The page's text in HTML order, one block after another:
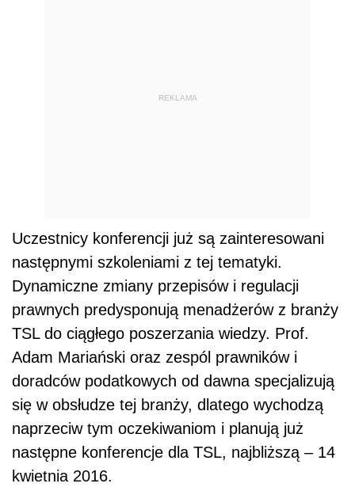
REKLAMA
Uczestnicy konferencji już są zainteresowani
następnymi szkoleniami z tej tematyki.
Dynamiczne zmiany przepisów i regulacji
prawnych predysponują menadżerów z branży
TSL do ciągłego poszerzania wiedzy. Prof.
Adam Mariański oraz zespól prawników i
doradców podatkowych od dawna specjalizują
się w obsłudze tej branży, dlatego wychodzą
naprzeciw tym oczekiwaniom i planują już
następne konferencje dla TSL, najbliższą – 14
kwietnia 2016.